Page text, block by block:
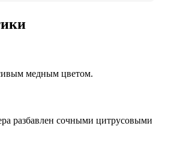
медным цветом.
разбавлен сочными цитрусовыми